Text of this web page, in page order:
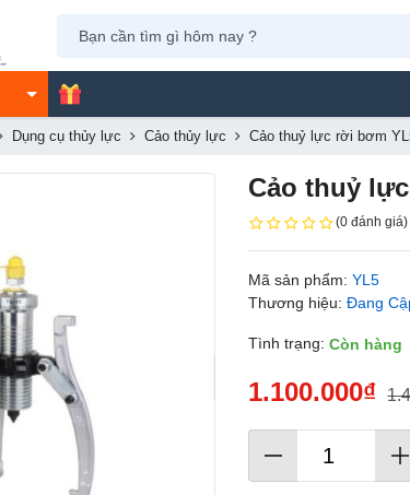
Dụng cụ thủy lực Cảo thủy lực Cảo thuỷ lực rời bơm
Cảo thuỷ
(0 đánh giá)
Mã sản phẩm:YL5
Thương hiệu:Đang
Tình trạng:Còn hàng
1.100.000₫